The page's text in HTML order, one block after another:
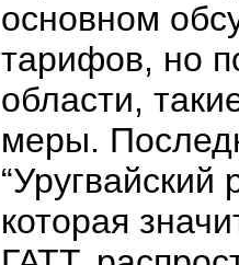
основном
тарифов, но
области,
меры.
которая